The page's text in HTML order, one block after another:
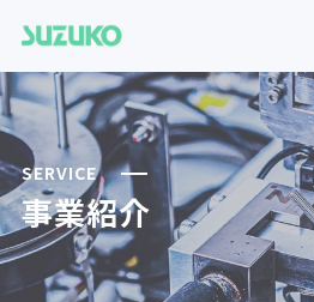
SERVICE
事業紹介